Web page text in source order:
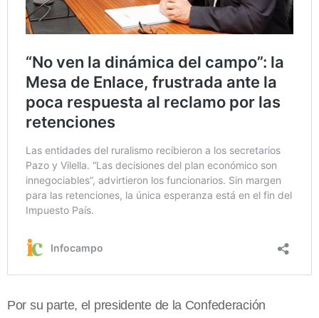
Por su parte, el presidente de la Confederación